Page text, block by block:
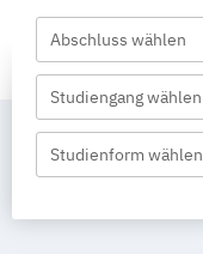
Abschluss wählen
Studiengang wählen
Studienform wählen